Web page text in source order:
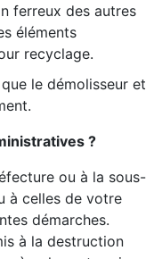
ferreux des autres
éléments
recyclage.
le démolisseur et
?
ou à la sous-
à celles de votre
démarches.
à la destruction